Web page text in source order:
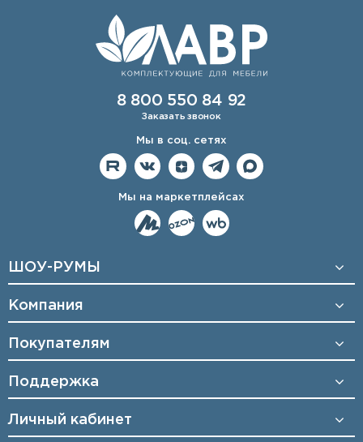
8 800 550 84 92
Заказать звонок
Мы в соц. сетях
Мы на маркетплейсах
ШОУ-РУМЫ
Компания
Покупателям
Поддержка
Личный кабинет